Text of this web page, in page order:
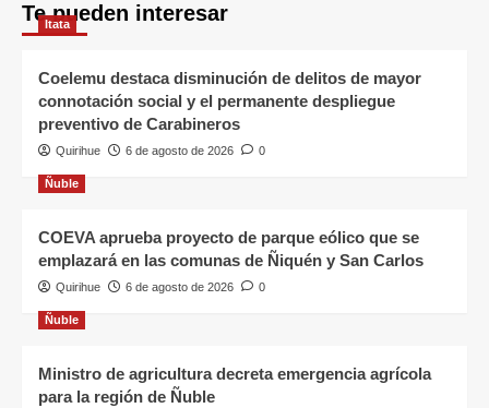
Te pueden interesar
Itata
Coelemu destaca disminución de delitos de mayor
connotación social y el permanente despliegue
preventivo de Carabineros
Quirihue 6 de agosto de 2026 0
Ñuble
COEVA aprueba proyecto de parque eólico que se
emplazará en las comunas de Ñiquén y San Carlos
Quirihue 6 de agosto de 2026 0
Ñuble
Ministro de agricultura decreta emergencia agrícola
para la región de Ñuble